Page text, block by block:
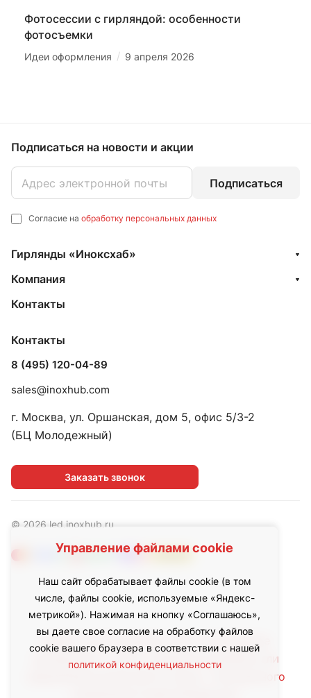
Управление файлами cookie
Наш сайт обрабатывает файлы cookie (в том
числе, файлы cookie, используемые «Яндекс-
метрикой»). Нажимая на кнопку «Соглашаюсь»,
вы даете свое согласие на обработку файлов
cookie вашего браузера в соответствии с нашей
политикой конфиденциальности
Фотосессии с гирляндой: особенности
фотосъемки
Идеи оформления / 9 апреля 2026
Подписаться на новости и акции
Подписаться
Согласие на обработку персональных данных
Гирлянды «Иноксхаб»
Компания
Контакты
Контакты
8 (495) 120-04-89
sales@inoxhub.com
г. Москва, ул. Оршанская, дом 5, офис 5/3-2
(БЦ Молодежный)
Заказать звонок
© 2026 led.inoxhub.ru
Любое использование либо копирование
материалов с сайта, элементов дизайна или
оформления допускается лишь с письменного